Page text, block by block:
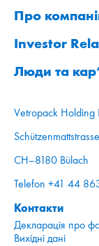
Про
Investor
Люди та
Vetropack Holding
CH–8180 Bülach
Telefon +41 44
Контакти
Декларація про
Вихідні дані